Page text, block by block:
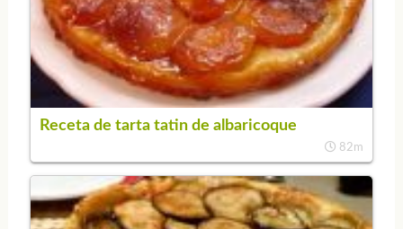
Receta de tarta tatin de albaricoque
82m